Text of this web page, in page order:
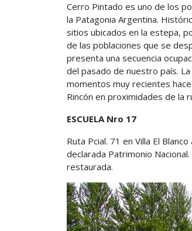
Cerro Pintado es uno de los
la Patagonia Argentina.
sitios ubicados en la estepa,
de las poblaciones que se
presenta una secuencia
del pasado de nuestro país.
momentos muy recientes
Rincón en proximidades de la
ESCUELA Nro 17
Ruta Pcial. 71 en Villa El
declarada Patrimonio
restaurada.